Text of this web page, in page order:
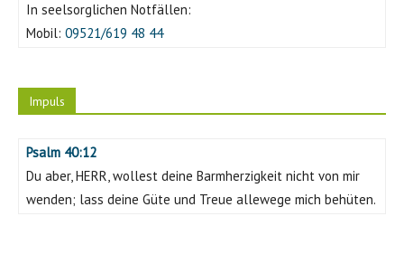
In seelsorglichen Notfällen:
Mobil: 09521/619 48 44
Impuls
Psalm 40:12
Du aber, HERR, wollest deine Barmherzigkeit nicht von mir
wenden; lass deine Güte und Treue allewege mich behüten.